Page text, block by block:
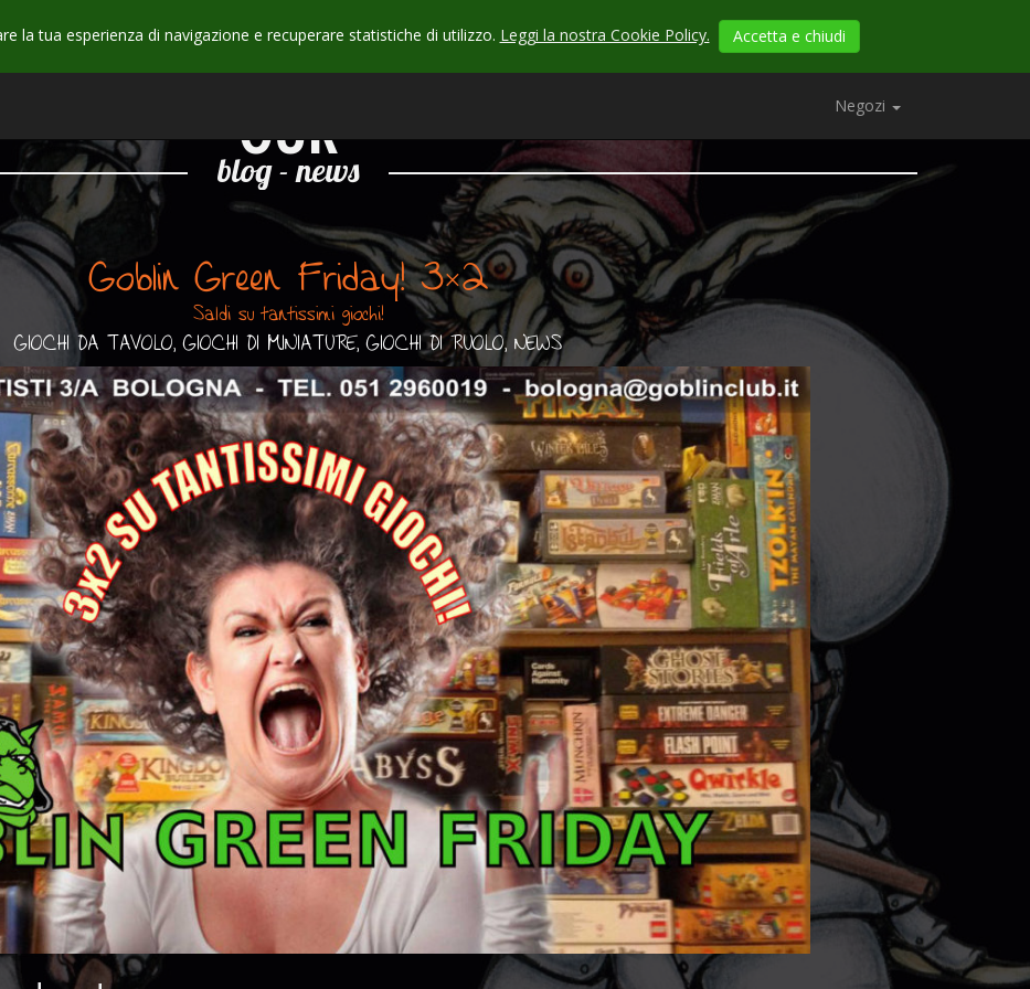
la tua esperienza di navigazione e recuperare statistiche di utilizzo. Leggi la nostra Cookie Policy. Accetta e chiudi
Negozi
OUR
blog - news
Goblin Green Friday! 3×2
Saldi su tantissimi giochi!
GIOCHI DA TAVOLO, GIOCHI DI MINIATURE, GIOCHI DI RUOLO, NEWS